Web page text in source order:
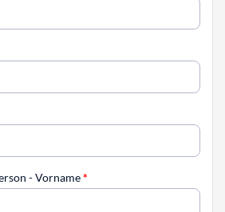
- Vorname*